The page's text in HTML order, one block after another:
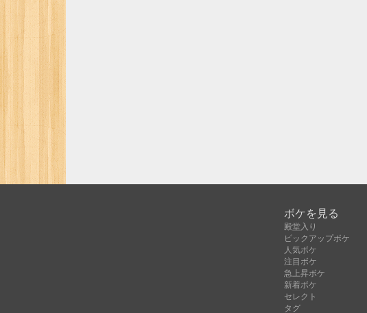
ボケを見る
殿堂入り
ピックアップボケ
人気ボケ
注目ボケ
急上昇ボケ
新着ボケ
セレクト
タグ